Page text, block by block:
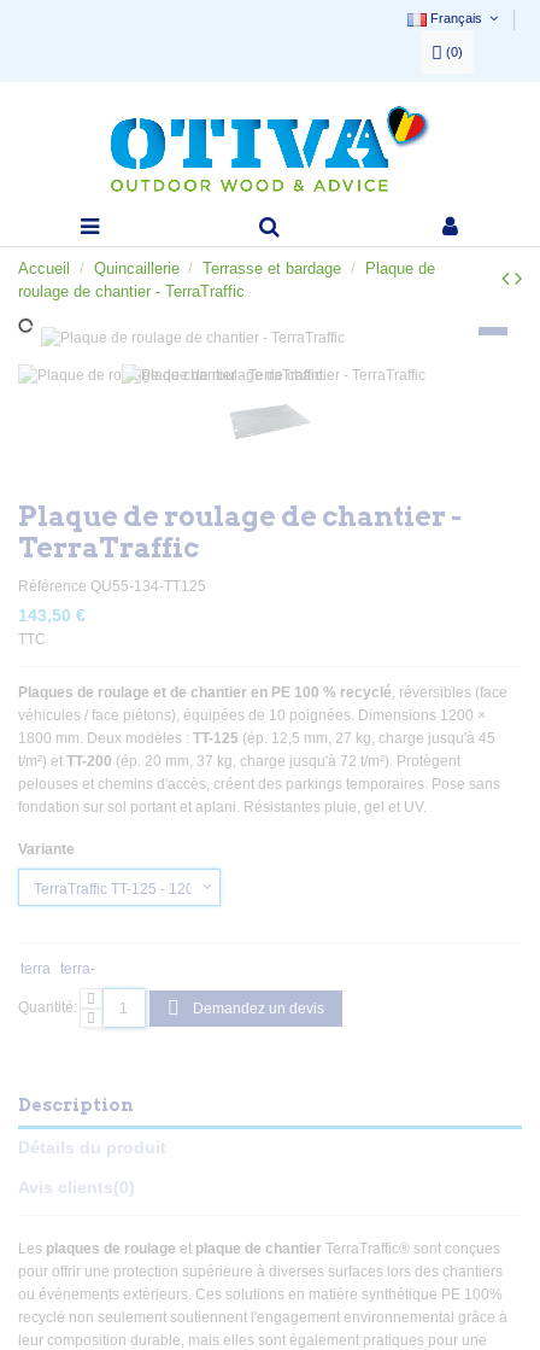
Français
(0)
Accueil Quincaillerie Terrasse et bardage
Plaque de
roulage de chantier - TerraTraffic
Plaque de roulage de chantier -
TerraTraffic
Référence QU55-134-TT125
143,50 €
TTC
Plaques de roulage et de chantier en PE 100 % recyclé, réversibles (face
véhicules / face piétons), équipées de 10 poignées. Dimensions 1200 ×
1800 mm. Deux modèles : TT-125 (ép. 12,5 mm, 27 kg, charge jusqu'à 45
t/m²) et TT-200 (ép. 20 mm, 37 kg, charge jusqu'à 72 t/m²). Protègent
pelouses et chemins d'accès, créent des parkings temporaires. Pose sans
fondation sur sol portant et aplani. Résistantes pluie, gel et UV.
Variante
terra terra-
Quantité: Demandez un devis
Description
Détails du produit
Avis clients(0)
Les plaques de roulage et plaque de chantier TerraTraffic® sont conçues
pour offrir une protection supérieure à diverses surfaces lors des chantiers
ou événements extérieurs. Ces solutions en matière synthétique PE 100%
recyclé non seulement soutiennent l'engagement environnemental grâce à
leur composition durable, mais elles sont également pratiques pour une